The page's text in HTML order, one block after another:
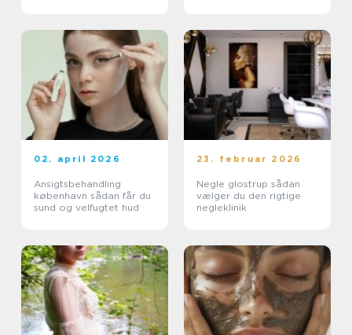
02. april 2026
Ansigtsbehandling
københavn sådan får du
sund og velfugtet hud
23. februar 2026
Negle glostrup sådan
vælger du den rigtige
negleklinik